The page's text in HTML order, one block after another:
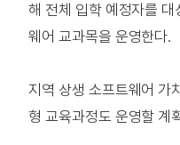
해 전체 입학 예정자를
웨어 교과목을 운영한다.
지역 상생 소프트웨어 가
형 교육과정도 운영할 계